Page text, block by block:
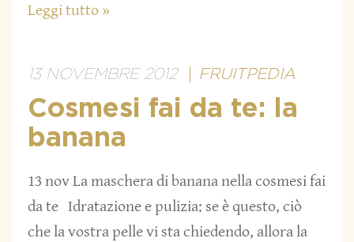
Leggi tutto »
13 NOVEMBRE 2012 FRUITPEDIA
Cosmesi fai da te: la
banana
13 nov La maschera di banana nella cosmesi fai
da te Idratazione e pulizia: se è questo, ciò
che la vostra pelle vi sta chiedendo, allora la